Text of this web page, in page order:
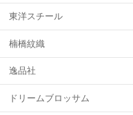
東洋スチール
楠橋紋織
逸品社
ドリームブロッサム